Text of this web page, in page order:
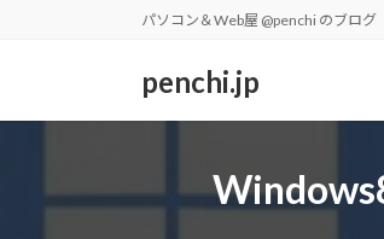
パソコン＆Web屋 @penchi のブログ
penchi.jp